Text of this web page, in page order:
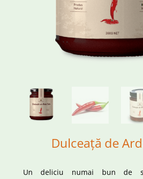
Dulceață de
Un deliciu numai bun de